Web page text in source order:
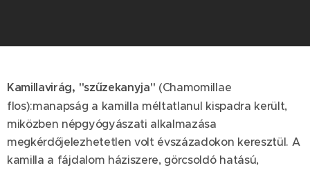
Kamillavirág, "szűzekanyja" (Chamomillae
flos):manapság a kamilla méltatlanul kispadra került,
miközben népgyógyászati alkalmazása
megkérdőjelezhetetlen volt évszázadokon keresztül. A
kamilla a fájdalom háziszere, görcsoldó hatású,